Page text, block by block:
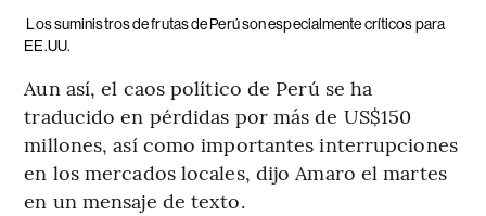
Los suministros de frutas de Perú son especialmente críticos para
EE.UU.
Aun así, el caos político de Perú se ha
traducido en pérdidas por más de US$150
millones, así como importantes interrupciones
en los mercados locales, dijo Amaro el martes
en un mensaje de texto.